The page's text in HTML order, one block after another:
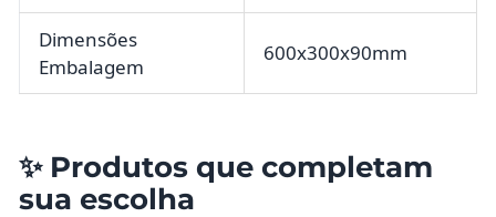
Dimensões
Embalagem
600x300x90mm
✨ Produtos que completam
sua escolha